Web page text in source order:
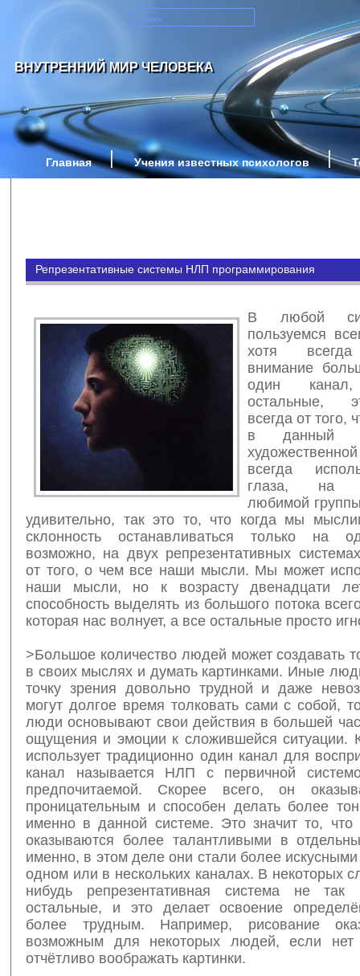
ВНУТРЕННИЙ МИР ЧЕЛОВЕКА
Главная Учения известных психологов
Репрезентативные системы НЛП программирования
В любой
пользуемся
хотя
внимание
один
остальные,
всегда от того,
в данный
всегда
глаза, на
любимой
удивительно, так это то, что когда мы
склонность останавливаться только на
возможно, на двух репрезентативных
от того, о чем все наши мысли. Мы может
наши мысли, но к возрасту двенадцати
способность выделять из большого потока
которая нас волнует, а все остальные просто
>Большое количество людей может создавать
в своих мыслях и думать картинками. Иные
точку зрения довольно трудной и даже
могут долгое время толковать сами с собой,
люди основывают свои действия в большей
ощущения и эмоции к сложившейся ситуации.
использует традиционно один канал для
канал называется НЛП с первичной
предпочитаемой. Скорее всего, он
проницательным и способен делать более
именно в данной системе. Это значит то,
оказываются более талантливыми в
именно, в этом деле они стали более
одном или в нескольких каналах. В некоторых
нибудь репрезентативная система не так
остальные, и это делает освоение
более трудным. Например, рисование
возможным для некоторых людей, если нет
отчётливо воображать картинки.